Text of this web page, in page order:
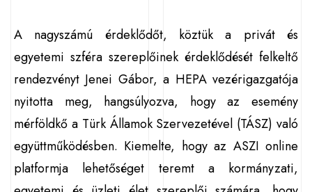
A nagyszámú érdeklődőt, köztük a privát és
egyetemi szféra szereplőinek érdeklődését felkeltő
rendezvényt Jenei Gábor, a HEPA vezérigazgatója
nyitotta meg, hangsúlyozva, hogy az esemény
mérföldkő a Türk Államok Szervezetével (TÁSZ) való
együttműködésben. Kiemelte, hogy az ASZI online
platformja lehetőséget teremt a kormányzati,